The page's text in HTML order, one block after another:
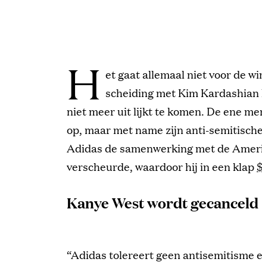
H et gaat allemaal niet voor de
scheiding met Kim
niet meer uit lijkt te komen. De ene
op, maar met name zijn anti-
Adidas de samenwerking met de
verscheurde, waardoor hij in een klap
Kanye West wordt gecanceld
“Adidas tolereert geen antisemitisme